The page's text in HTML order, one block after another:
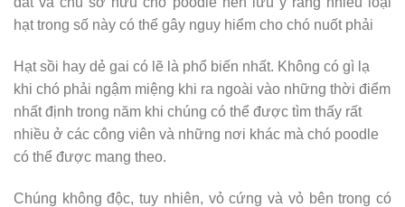
hạt trong số này có thể gây nguy hiểm cho chó nuốt phải
Hạt sồi hay dẻ gai có lẽ là phổ biến nhất. Không có gì lạ
khi chó phải ngậm miệng khi ra ngoài vào những thời điểm
nhất định trong năm khi chúng có thể được tìm thấy rất
nhiều ở các công viên và những nơi khác mà chó poodle
có thể được mang theo.
Chúng không độc, tuy nhiên, vỏ cứng và vỏ bên trong có